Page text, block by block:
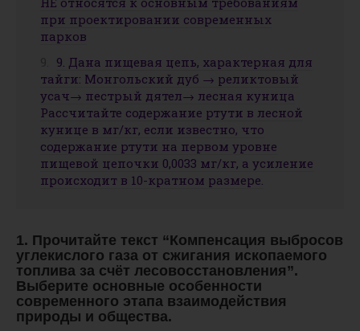
при проектировании современных
парков
9. Дана пищевая цепь, характерная для
тайги: Монгольский дуб → реликтовый
усач→ пестрый дятел→ лесная куница
Рассчитайте содержание ртути в лесной
кунице в мг/кг, если известно, что
содержание ртути на первом уровне
пищевой цепочки 0,0033 мг/кг, а усиление
происходит в 10-кратном размере.
1. Прочитайте текст “Компенсация выбросов
углекислого газа от сжигания ископаемого
топлива за счёт лесовосстановления”.
Выберите основные особенности
современного этапа взаимодействия
природы и общества.